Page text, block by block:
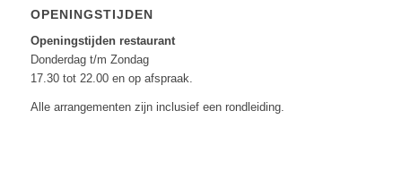
OPENINGSTIJDEN
Openingstijden restaurant
Donderdag t/m Zondag
17.30 tot 22.00 en op afspraak.
Alle arrangementen zijn inclusief een rondleiding.